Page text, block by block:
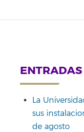
La
sus
de agosto